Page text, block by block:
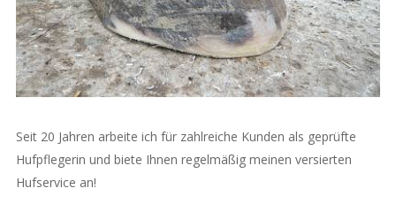
Seit 20 Jahren arbeite ich für zahlreiche Kunden als geprüfte
Hufpflegerin und biete Ihnen regelmäßig meinen versierten
Hufservice an!